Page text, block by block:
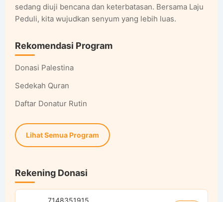
sedang diuji bencana dan keterbatasan. Bersama Laju
Peduli, kita wujudkan senyum yang lebih luas.
Rekomendasi Program
Donasi Palestina
Sedekah Quran
Daftar Donatur Rutin
Lihat Semua Program
Rekening Donasi
7148351915